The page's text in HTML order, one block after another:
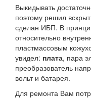
Выкидывать
поэтому решил
сделан ИБП. В
относительно
пластмассовым
увидел: плата, пара
преобразователь
вольт и батарея.
Для ремонта Вам